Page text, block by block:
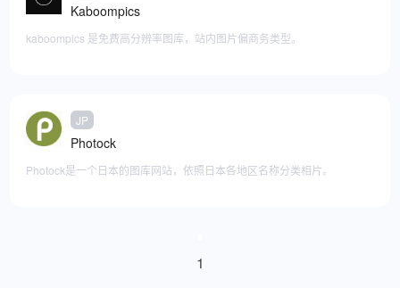
Kaboompics
kaboompics 是免费高分辨率图库，站内图片偏商务类型。
JP
Photock
Photock是一个日本的图库网站，依照日本各地区名称分类相片。
1